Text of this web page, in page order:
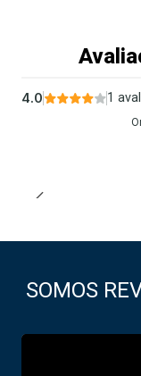
4.0 1
SOMOS